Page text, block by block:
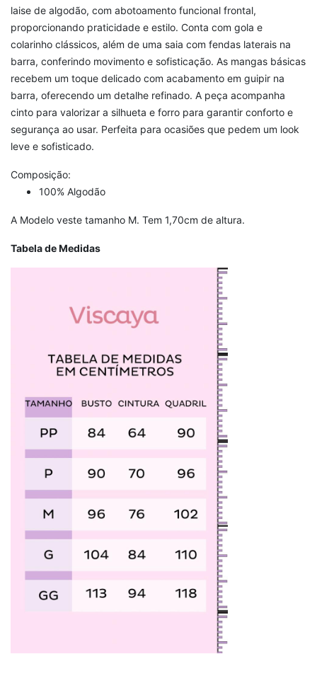
laise de algodão, com abotoamento funcional frontal,
proporcionando praticidade e estilo. Conta com gola e
colarinho clássicos, além de uma saia com fendas laterais na
barra, conferindo movimento e sofisticação. As mangas básicas
recebem um toque delicado com acabamento em guipir na
barra, oferecendo um detalhe refinado. A peça acompanha
cinto para valorizar a silhueta e forro para garantir conforto e
segurança ao usar. Perfeita para ocasiões que pedem um look
leve e sofisticado.
Composição:
100% Algodão
A Modelo veste tamanho M. Tem 1,70cm de altura.
Tabela de Medidas